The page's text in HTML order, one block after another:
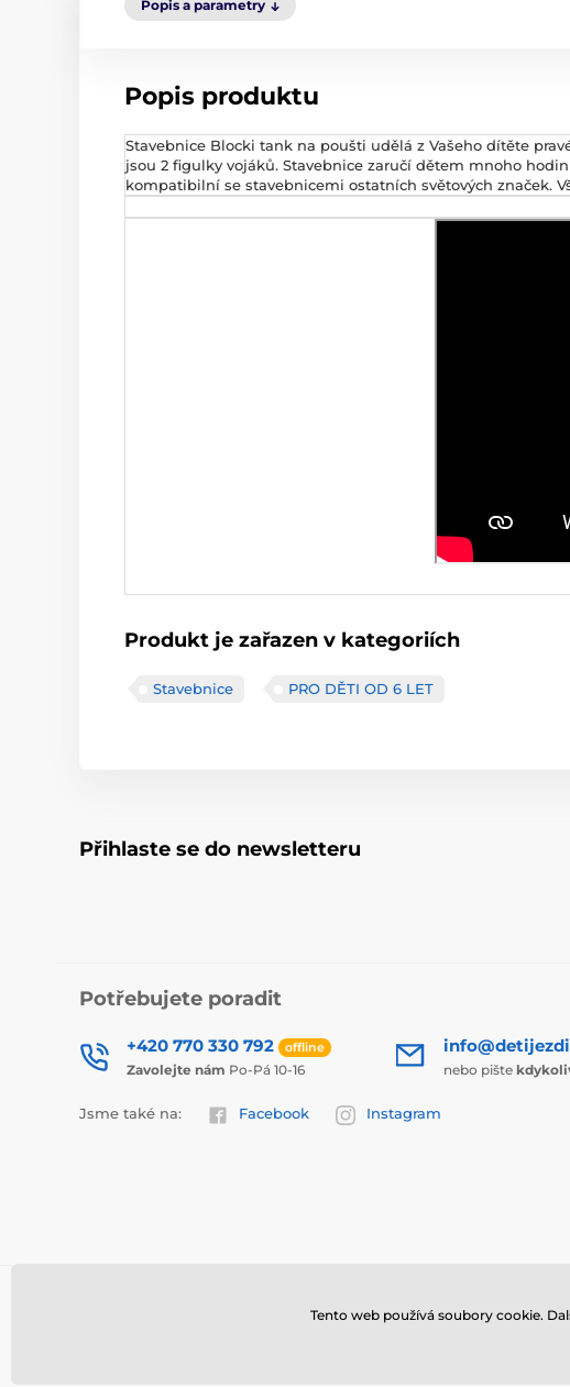
Popis a parametry
Popis produktu
Stavebnice Blocki tank na poušti udělá z Vašeho dítěte
jsou 2 figulky vojáků. Stavebnice zaručí dětem mnoho
kompatibilní se stavebnicemi ostatních světových značek.
Produkt je zařazen v kategoriích
Stavebnice PRO DĚTI OD 6 LET
Přihlaste se do newsletteru
Potřebujete poradit
+420 770 330 792 offline
Zavolejte nám Po-Pá 10-16 nebo pište
Jsme také na: Facebook Instagram
Tento web používá soubory cookie.